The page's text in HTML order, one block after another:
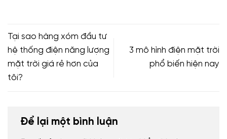
Tại sao hàng xóm đầu tư
hệ thống điện năng lượng
mặt trời giá rẻ hơn của
tôi?
3 mô hình điện mặt trời
phổ biến hiện nay
Để lại một bình luận